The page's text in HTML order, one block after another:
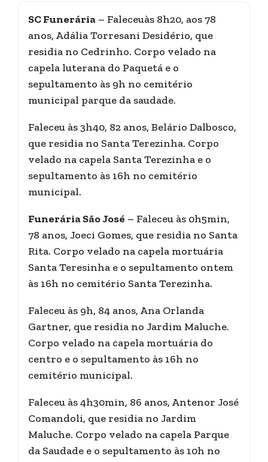
SC Funerária – Faleceuàs 8h20, aos 78
anos, Adália Torresani Desidério, que
residia no Cedrinho. Corpo velado na
capela luterana do Paquetá e o
sepultamento às 9h no cemitério
municipal parque da saudade.
Faleceu às 3h40, 82 anos, Belário Dalbosco,
que residia no Santa Terezinha. Corpo
velado na capela Santa Terezinha e o
sepultamento às 16h no cemitério
municipal.
Funerária São José – Faleceu às 0h5min,
78 anos, Joeci Gomes, que residia no Santa
Rita. Corpo velado na capela mortuária
Santa Teresinha e o sepultamento ontem
às 16h no cemitério Santa Terezinha.
Faleceu às 9h, 84 anos, Ana Orlanda
Gartner, que residia no Jardim Maluche.
Corpo velado na capela mortuária do
centro e o sepultamento às 16h no
cemitério municipal.
Faleceu às 4h30min, 86 anos, Antenor José
Comandoli, que residia no Jardim
Maluche. Corpo velado na capela Parque
da Saudade e o sepultamento às 10h no